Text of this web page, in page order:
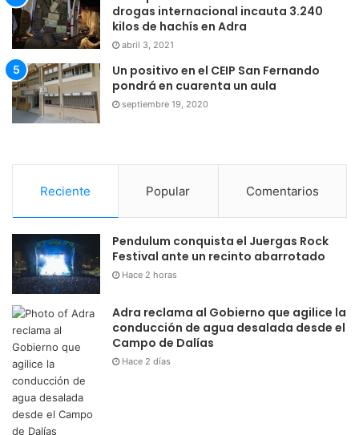
drogas internacional incauta 3.240
kilos de hachís en Adra
abril 3, 2021
Un positivo en el CEIP San Fernando
pondrá en cuarenta un aula
septiembre 19, 2020
Reciente Popular Comentarios
Pendulum conquista el Juergas Rock
Festival ante un recinto abarrotado
Hace 2 horas
Adra reclama al Gobierno que agilice la
conducción de agua desalada desde el
Campo de Dalías
Hace 2 días